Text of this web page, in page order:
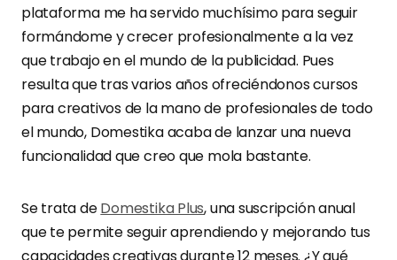
plataforma me ha servido muchísimo para seguir
formándome y crecer profesionalmente a la vez
que trabajo en el mundo de la publicidad. Pues
resulta que tras varios años ofreciéndonos cursos
para creativos de la mano de profesionales de todo
el mundo, Domestika acaba de lanzar una nueva
funcionalidad que creo que mola bastante.
Se trata deDomestika Plus, una suscripción anual
que te permite seguir aprendiendo y mejorando tus